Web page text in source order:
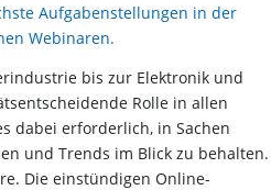
Aufgabenstellungen in der
Webinaren.
bis zur Elektronik und
Rolle in allen
dabei erforderlich, in Sachen
und Trends im Blick zu behalten.
Die einstündigen Online-